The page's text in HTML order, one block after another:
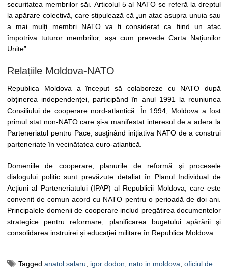
securitatea membrilor săi. Articolul 5 al NATO se referă la dreptul
la apărare colectivă, care stipulează că „un atac asupra unuia sau
a mai mulţi membri NATO va fi considerat ca fiind un atac
împotriva tuturor membrilor, aşa cum prevede Carta Naţiunilor
Unite”.
Relațiile Moldova-NATO
Republica Moldova a început să colaboreze cu NATO după
obținerea independenței, participând în anul 1991 la reuniunea
Consiliului de cooperare nord-atlantică. În 1994, Moldova a fost
primul stat non-NATO care și-a manifestat interesul de a adera la
Parteneriatul pentru Pace, susţinând inițiativa NATO de a construi
parteneriate în vecinătatea euro-atlantică.
Domeniile de cooperare, planurile de reformă şi procesele
dialogului politic sunt prevăzute detaliat în Planul Individual de
Acţiuni al Parteneriatului (IPAP) al Republicii Moldova, care este
convenit de comun acord cu NATO pentru o perioadă de doi ani.
Principalele domenii de cooperare includ pregătirea documentelor
strategice pentru reformare, planificarea bugetului apărării şi
consolidarea instruirei și educaţiei militare în Republica Moldova.
Tagged anatol salaru, igor dodon, nato in moldova, oficiul de